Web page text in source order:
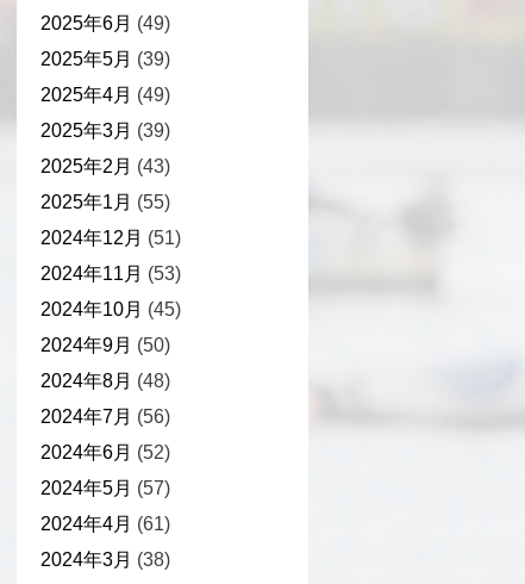
2025年6月 (49)
2025年5月 (39)
2025年4月 (49)
2025年3月 (39)
2025年2月 (43)
2025年1月 (55)
2024年12月 (51)
2024年11月 (53)
2024年10月 (45)
2024年9月 (50)
2024年8月 (48)
2024年7月 (56)
2024年6月 (52)
2024年5月 (57)
2024年4月 (61)
2024年3月 (38)